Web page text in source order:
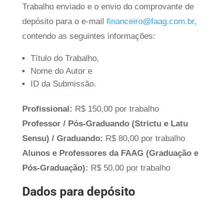
Trabalho enviado e o envio do comprovante de
depósito para o e-mail financeiro@faag.com.br,
contendo as seguintes informações:
Título do Trabalho,
Nome do Autor e
ID da Submissão.
Profissional: R$ 150,00 por trabalho
Professor / Pós-Graduando (Strictu e Latu
Sensu) / Graduando: R$ 80,00 por trabalho
Alunos e Professores da FAAG (Graduação e
Pós-Graduação): R$ 50,00 por trabalho
Dados para depósito